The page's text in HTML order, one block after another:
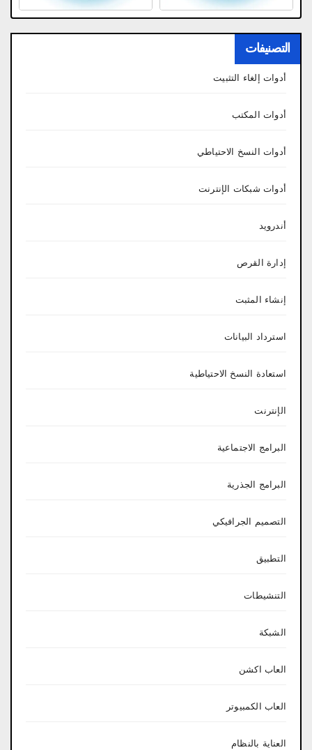
التصنيفات
أدوات إلغاء التثبيت
أدوات المكتب
أدوات النسخ الاحتياطي
أدوات شبكات الإنترنت
أندرويد
إدارة القرص
إنشاء المثبت
استرداد البيانات
استعادة النسخ الاحتياطية
الإنترنت
البرامج الاجتماعية
البرامج الجذرية
التصميم الجرافيكي
التطبيق
التنشيطات
الشبكة
العاب اكشن
العاب الكمبيوتر
العناية بالنظام